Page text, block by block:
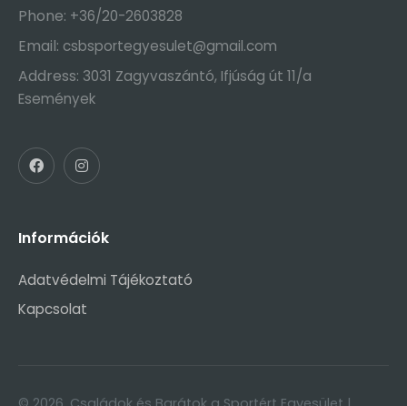
Phone: +36/20-2603828
Email: csbsportegyesulet@gmail.com
Address: 3031 Zagyvaszántó, Ifjúság út 11/a
Események
Információk
Adatvédelmi Tájékoztató
Kapcsolat